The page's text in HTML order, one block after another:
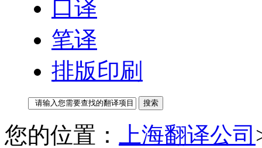
口译
笔译
排版印刷
您的位置： 上海翻译公司